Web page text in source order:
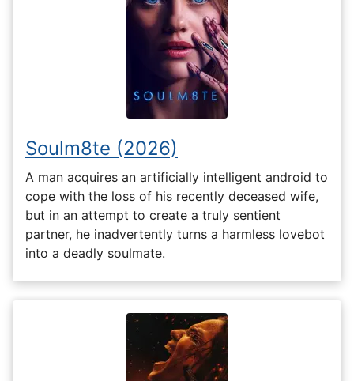
Soulm8te (2026)
A man acquires an artificially intelligent android to
cope with the loss of his recently deceased wife,
but in an attempt to create a truly sentient
partner, he inadvertently turns a harmless lovebot
into a deadly soulmate.